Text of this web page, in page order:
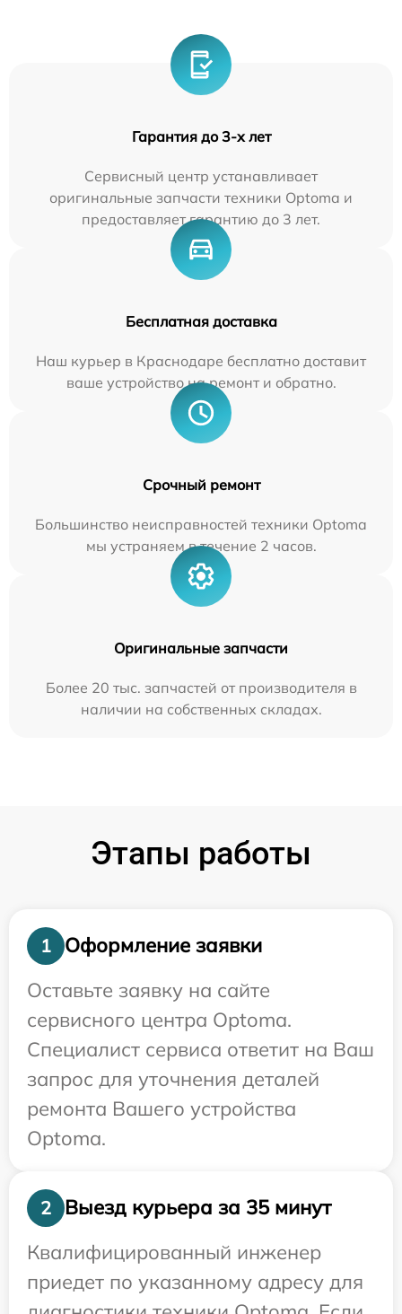
Гарантия до 3-х лет
Сервисный центр устанавливает
оригинальные запчасти техники Optoma и
предоставляет гарантию до 3 лет.
Бесплатная доставка
Наш курьер в Краснодаре бесплатно доставит
ваше устройство на ремонт и обратно.
Срочный ремонт
Большинство неисправностей техники Optoma
мы устраняем в течение 2 часов.
Оригинальные запчасти
Более 20 тыс. запчастей от производителя в
наличии на собственных складах.
Этапы работы
1
Оформление заявки
Оставьте заявку на сайте
сервисного центра Optoma.
Специалист сервиса ответит на Ваш
запрос для уточнения деталей
ремонта Вашего устройства
Optoma.
2
Выезд курьера за 35 минут
Квалифицированный инженер
приедет по указанному адресу для